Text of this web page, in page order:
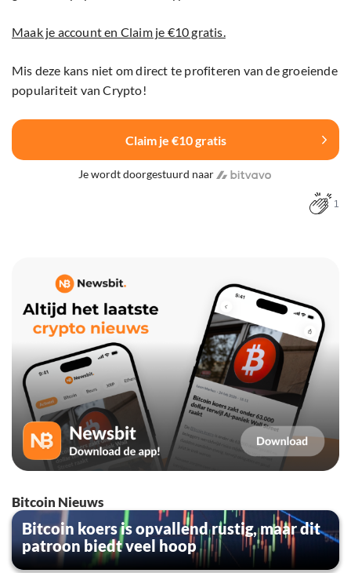
Maak je account en Claim je €10 gratis.
Mis deze kans niet om direct te profiteren van de groeiende
populariteit van Crypto!
Claim je €10 gratis
Je wordt doorgestuurd naar
1
Bitcoin Nieuws
Bitcoin koers is opvallend rustig, maar dit
patroon biedt veel hoop